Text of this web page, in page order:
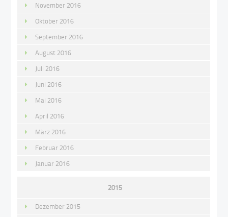
November 2016
Oktober 2016
September 2016
August 2016
Juli 2016
Juni 2016
Mai 2016
April 2016
März 2016
Februar 2016
Januar 2016
2015
Dezember 2015